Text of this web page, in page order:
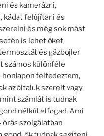
és kamerázni,
kádat felújítani és
és még sok mást
is lehet őket
és gázbojler
számos különféle
honlapon felfedeztem,
az általuk szerelt vagy
számlát is tudnak
nélkül elfogad. Ami
szolgálatban